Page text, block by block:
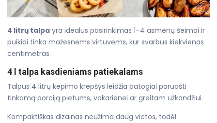
4 litrų talpa yra idealus pasirinkimas 1–4 asmenų šeimai ir
puikiai tinka mažesnėms virtuvėms, kur svarbus kiekvienas
centimetras.
4 l talpa kasdieniams patiekalams
Talpus 4 litrų kepimo krepšys leidžia patogiai paruošti
tinkamą porciją pietums, vakarienei ar greitam užkandžiui.
Kompaktiškas dizainas neužima daug vietos, todėl